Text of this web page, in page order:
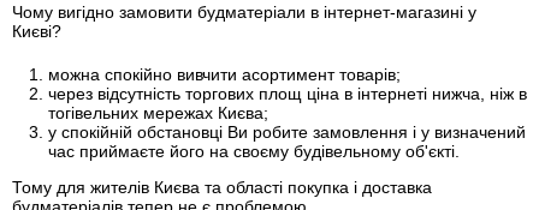
Чому вигідно замовити будматеріали в інтернет-магазині у
Києві?
можна спокійно вивчити асортимент товарів;
через відсутність торгових площ ціна в інтернеті нижча, ніж в
тогівельних мережах Києва;
у спокійній обстановці Ви робите замовлення і у визначений
час приймаєте його на своєму будівельному об'єкті.
Тому для жителів Києва та області покупка і доставка